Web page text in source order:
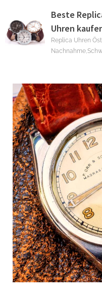
content
Beste
Uhren
Replica Uhren